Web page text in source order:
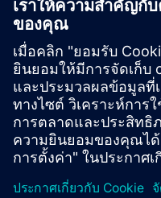
ข้อมูลและแหล่งข้
Industrial use cases from
NEO Europe webpage
NEO Success Stories
Opcenter APS: Advanced